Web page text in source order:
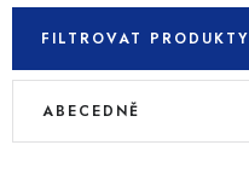
FILTROVAT PRODUKTY
V
Ř ABECEDNĚ